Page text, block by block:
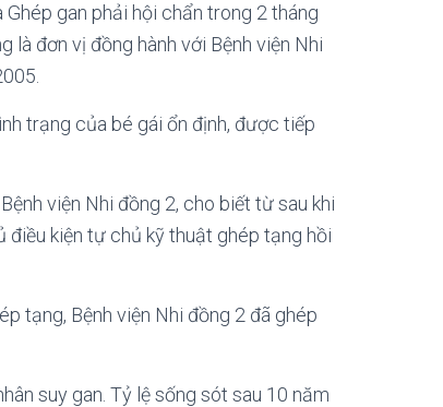
gan phải hội chẩn trong 2 tháng
đơn vị đồng hành với Bệnh viện Nhi
trạng của bé gái ổn định, được tiếp
viện Nhi đồng 2, cho biết từ sau khi
điều kiện tự chủ kỹ thuật ghép tạng hồi
tạng, Bệnh viện Nhi đồng 2 đã ghép
suy gan. Tỷ lệ sống sót sau 10 năm